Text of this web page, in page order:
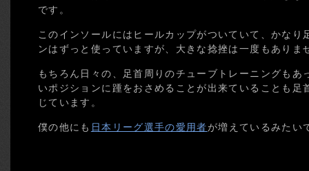
です。
このインソールにはヒールカップがついていて、かなり
ンはずっと使っていますが、大きな捻挫は一度もありま
もちろん日々の、足首周りのチューブトレーニングもあ
いポジションに踵をおさめることが出来ていることも足
じています。
僕の他にも 日本リーグ選手の愛用者が増えているみたい